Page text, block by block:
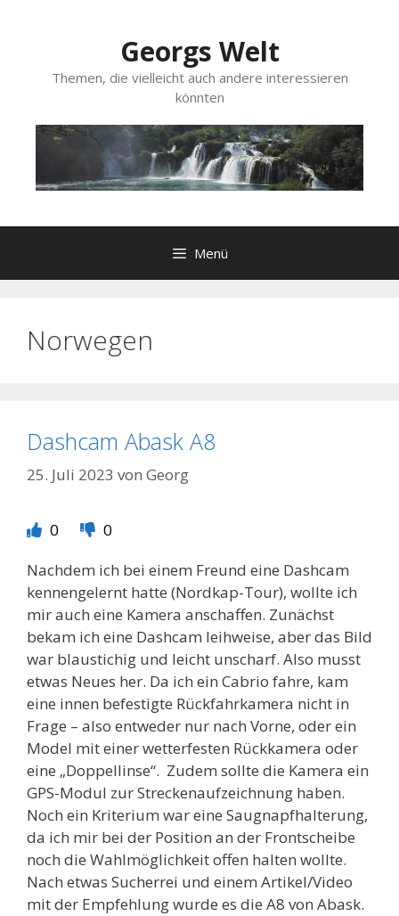
Georgs Welt
Themen, die vielleicht auch andere interessieren
könnten
Menü
Norwegen
Dashcam Abask A8
25. Juli 2023 von Georg
0
0
Nachdem ich bei einem Freund eine Dashcam
kennengelernt hatte (Nordkap-Tour), wollte ich
mir auch eine Kamera anschaffen. Zunächst
bekam ich eine Dashcam leihweise, aber das Bild
war blaustichig und leicht unscharf. Also musst
etwas Neues her. Da ich ein Cabrio fahre, kam
eine innen befestigte Rückfahrkamera nicht in
Frage – also entweder nur nach Vorne, oder ein
Model mit einer wetterfesten Rückkamera oder
eine „Doppellinse“. Zudem sollte die Kamera ein
GPS-Modul zur Streckenaufzeichnung haben.
Noch ein Kriterium war eine Saugnapfhalterung,
da ich mir bei der Position an der Frontscheibe
noch die Wahlmöglichkeit offen halten wollte.
Nach etwas Sucherrei und einem Artikel/Video
mit der Empfehlung wurde es die A8 von Abask.